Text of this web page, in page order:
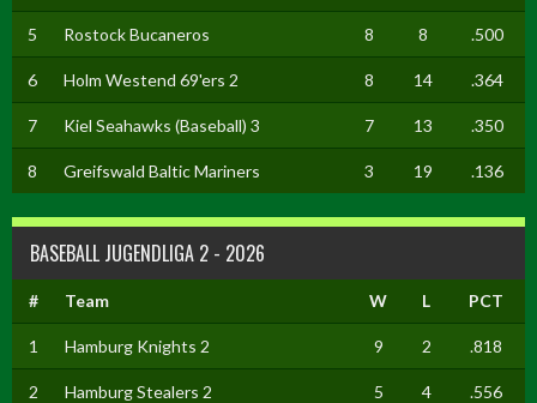
5 Rostock Bucaneros 8 8 .500
6 Holm Westend 69'ers 2 8 14 .364
7 Kiel Seahawks (Baseball) 3 7 13 .350
8 Greifswald Baltic Mariners 3 19 .136
BASEBALL JUGENDLIGA 2 - 2026
# Team W L PCT
1 Hamburg Knights 2 9 2 .818
2 Hamburg Stealers 2 5 4 .556